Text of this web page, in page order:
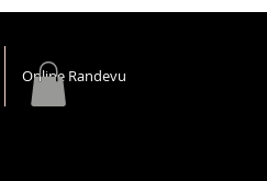
Online Randevu